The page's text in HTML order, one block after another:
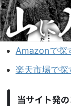
Amazonで探
楽天市場で探
当サイト発